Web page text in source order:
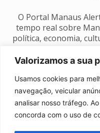
Valorizamos a sua
Usamos cookies para
navegação, veicular
analisar nosso tráfego.
concorda com o uso de
O Portal Manaus
tempo real sobre
política, economia,